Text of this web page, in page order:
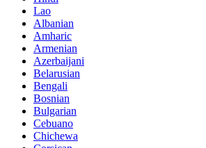
Lao
Albanian
Amharic
Armenian
Azerbaijani
Belarusian
Bengali
Bosnian
Bulgarian
Cebuano
Chichewa